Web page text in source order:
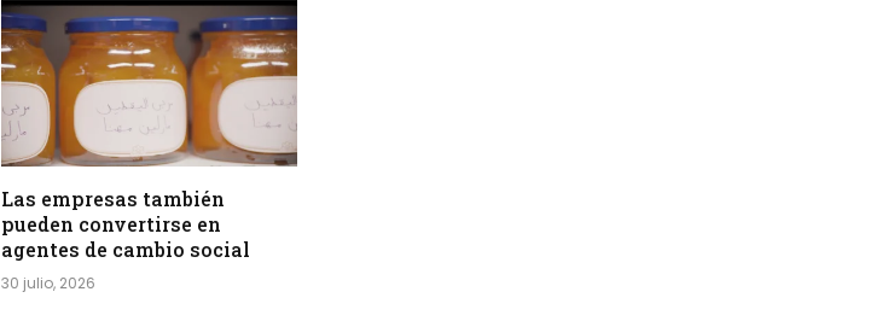
Las empresas también
pueden convertirse en
agentes de cambio social
30 julio, 2026